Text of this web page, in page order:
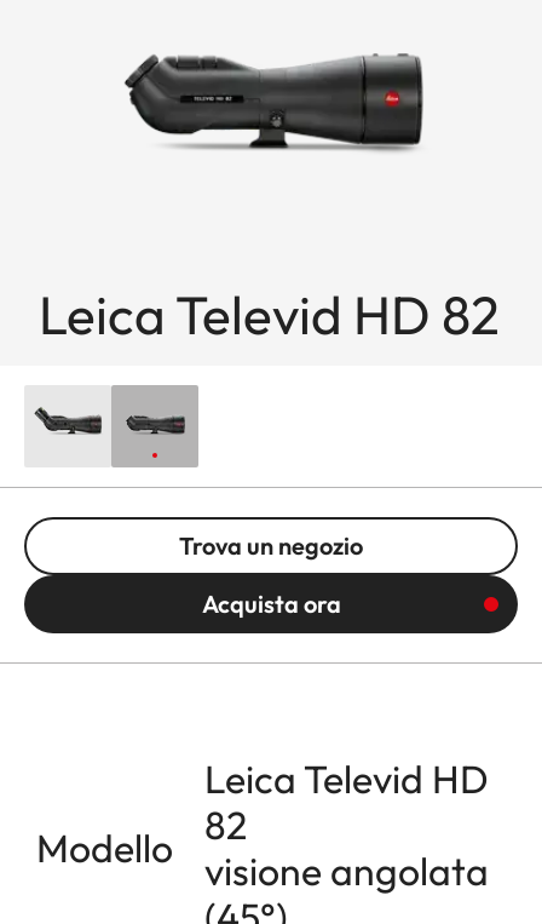
Leica Televid HD 82
Trova un negozio
Acquista ora
Modello
Leica Televid HD
82
visione angolata